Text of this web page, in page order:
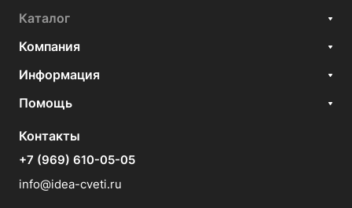
Каталог
Компания
Информация
Помощь
Контакты
+7 (969) 610-05-05
info@idea-cveti.ru